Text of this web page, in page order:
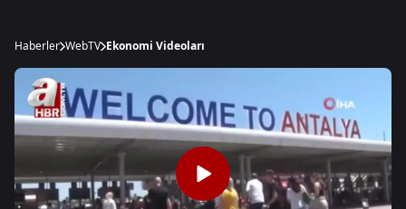
Haberler WebTV Ekonomi Videoları